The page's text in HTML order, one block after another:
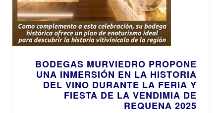
BODEGAS MURVIEDRO PROPONE
UNA INMERSIÓN EN LA HISTORIA
DEL VINO DURANTE LA FERIA Y
FIESTA DE LA VENDIMIA DE
REQUENA 2025